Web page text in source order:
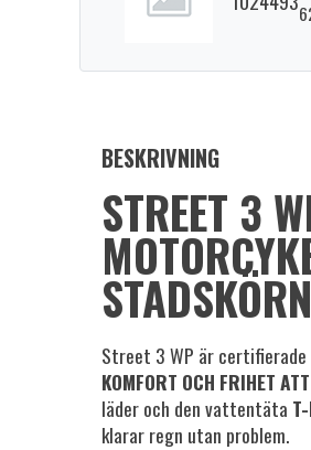
BESKRIVNING
STREET 3
Street 3 WP är
KOMFORT OCH FRIHET
läder och den vattentäta
klarar regn utan problem.